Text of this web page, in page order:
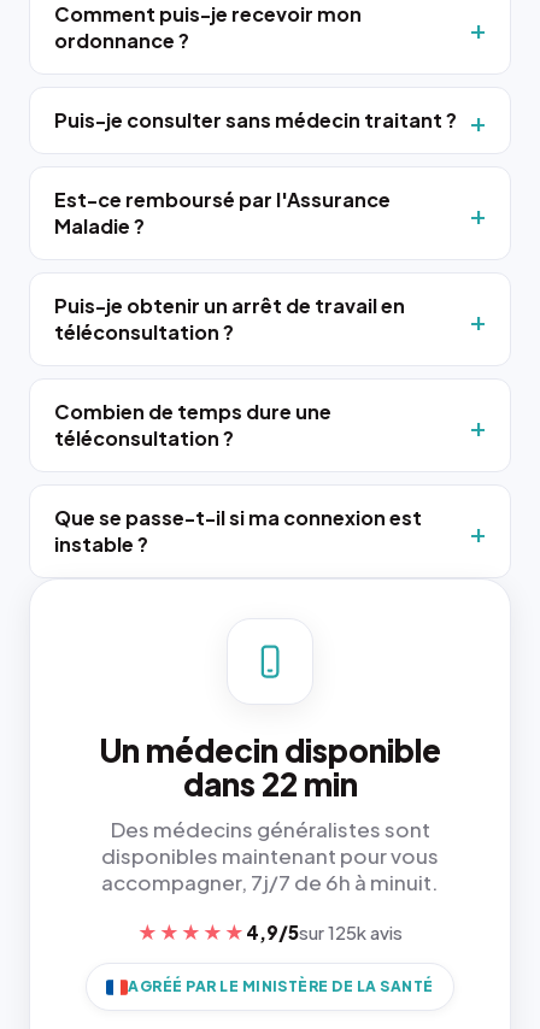
Comment puis-je recevoir mon
ordonnance ?
Puis-je consulter sans médecin traitant ?
Est-ce remboursé par l'Assurance
Maladie ?
Puis-je obtenir un arrêt de travail en
téléconsultation ?
Combien de temps dure une
téléconsultation ?
Que se passe-t-il si ma connexion est
instable ?
Un médecin disponible
dans 22 min
Des médecins généralistes sont
disponibles maintenant pour vous
accompagner, 7j/7 de 6h à minuit.
★★★★★ 4,9/5sur 125k avis
AGRÉÉ PAR LE MINISTÈRE DE LA SANTÉ